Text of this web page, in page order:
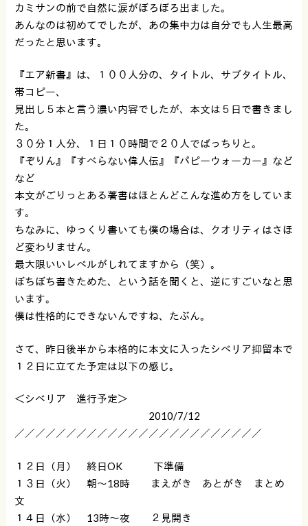
カミサンの前で自然に涙がぼろぼろ出ました。
あんなのは初めてでしたが、あの集中力は自分でも人生最高
だったと思います。
『エア新書』は、１００人分の、タイトル、サブタイトル、
帯コピー、
見出し５本と言う濃い内容でしたが、本文は５日で書きまし
た。
３０分１人分、１日１０時間で２０人でばっちりと。
『ぞりん』『すべらない偉人伝』『パピーウォーカー』など
など
本文がごりっとある著書はほとんどこんな進め方をしていま
す。
ちなみに、ゆっくり書いても僕の場合は、クオリティはさほ
ど変わりません。
最大限いいレベルがしれてますから（笑）。
ぼちぼち書きためた、という話を聞くと、逆にすごいなと思
います。
僕は性格的にできないんですね、たぶん。
さて、昨日後半から本格的に本文に入ったシベリア抑留本で
１２日に立てた予定は以下の感じ。
＜シベリア 進行予定＞
2010/7/12
／／／／／／／／／／／／／／／／／／／／／／／／
１２日（月） 終日OK 下準備
１３日（火） 朝〜18時 まえがき あとがき まとめ
文
１４日（水） 13時〜夜 ２見開き